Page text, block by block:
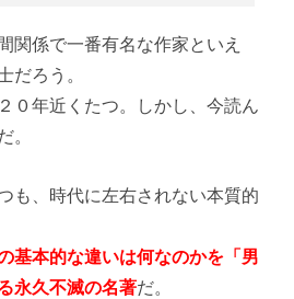
関係で一番有名な作家といえ
だろう。
０年近くたつ。しかし、今読ん
。
も、時代に左右されない本質的
基本的な違いは何なのかを「男
永久不滅の名著だ。